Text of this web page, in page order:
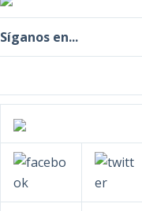
Síganos en...